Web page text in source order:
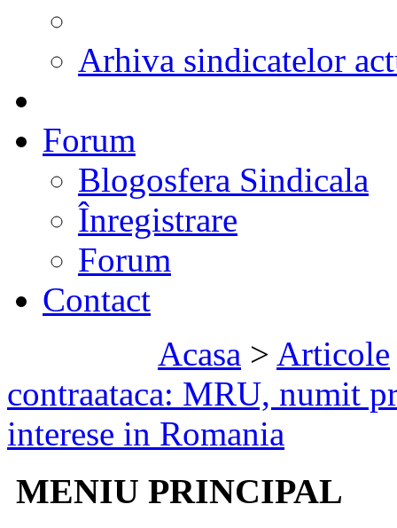
Arhiva sindicatelor
Forum
Blogosfera Sindicala
Înregistrare
Forum
Contact
Acasa > Articole
contraataca: MRU, numit
interese in Romania
MENIU PRINCIPAL